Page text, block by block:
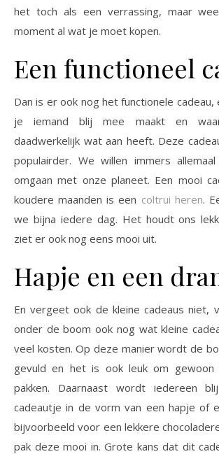
het toch als een verrassing, maar
moment al wat je moet kopen.
Een functioneel
Dan is er ook nog het functionele cadeau,
je iemand blij mee maakt en
daadwerkelijk wat aan heeft. Deze
populairder. We willen immers
omgaan met onze planeet. Een mooi
koudere maanden is een coltrui heren.
we bijna iedere dag. Het houdt ons
ziet er ook nog eens mooi uit.
Hapje en een
En vergeet ook de kleine cadeaus niet,
onder de boom ook nog wat kleine
veel kosten. Op deze manier wordt de
gevuld en het is ook leuk om
pakken. Daarnaast wordt iedereen
cadeautje in de vorm van een hapje of
bijvoorbeeld voor een lekkere
pak deze mooi in. Grote kans dat dit